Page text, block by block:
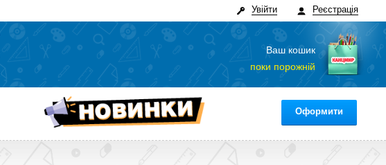
Реєстрація
Увійти
Ваш кошик
поки порожній
Оформити